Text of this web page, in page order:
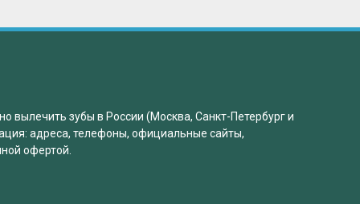
вылечить зубы в России (Москва, Санкт-Петербург и
адреса, телефоны, официальные сайты,
офертой.